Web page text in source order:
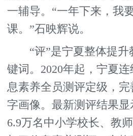
一辅导。“一年下来，我
课。”石映辉说。
“评”是宁夏整体提升
键词。2020年起，宁夏
息素养全员测评定级，
字画像。最新测评结果显
6.9万名中小学校长、教